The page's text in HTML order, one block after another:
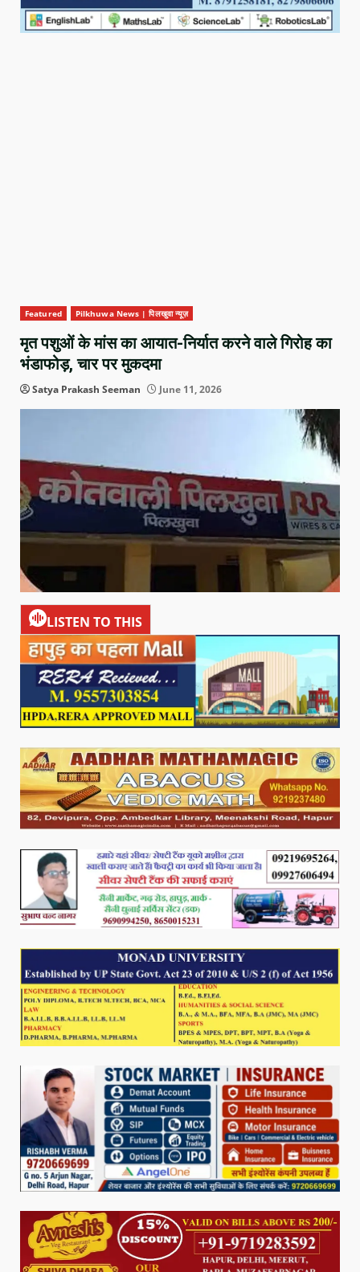
Featured Pilkhuwa News | पिलखुवा न्यूज़
मृत पशुओं के मांस का आयात-निर्यात करने वाले गिरोह का
भंडाफोड़, चार पर मुकदमा
Satya Prakash Seeman June 11, 2026
LISTEN TO THIS